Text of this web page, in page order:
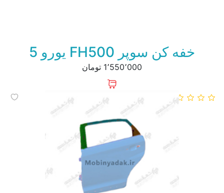
خفه کن سوپر FH500 یورو 5
1٬550٬000 تومان